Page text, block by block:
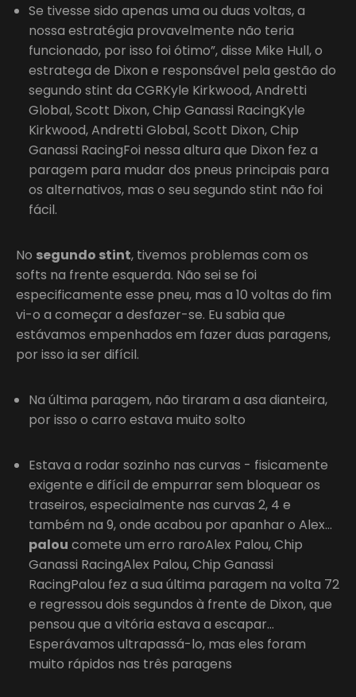
Se tivesse sido apenas uma ou duas voltas, a
nossa estratégia provavelmente não teria
funcionado, por isso foi ótimo”, disse Mike Hull, o
estratega de Dixon e responsável pela gestão do
segundo stint da CGRKyle Kirkwood, Andretti
Global, Scott Dixon, Chip Ganassi RacingKyle
Kirkwood, Andretti Global, Scott Dixon, Chip
Ganassi RacingFoi nessa altura que Dixon fez a
paragem para mudar dos pneus principais para
os alternativos, mas o seu segundo stint não foi
fácil.
No segundo stint, tivemos problemas com os
softs na frente esquerda. Não sei se foi
especificamente esse pneu, mas a 10 voltas do fim
vi-o a começar a desfazer-se. Eu sabia que
estávamos empenhados em fazer duas paragens,
por isso ia ser difícil.
Na última paragem, não tiraram a asa dianteira,
por isso o carro estava muito solto
Estava a rodar sozinho nas curvas - fisicamente
exigente e difícil de empurrar sem bloquear os
traseiros, especialmente nas curvas 2, 4 e
também na 9, onde acabou por apanhar o Alex…
palou comete um erro raroAlex Palou, Chip
Ganassi RacingAlex Palou, Chip Ganassi
RacingPalou fez a sua última paragem na volta 72
e regressou dois segundos à frente de Dixon, que
pensou que a vitória estava a escapar…
Esperávamos ultrapassá-lo, mas eles foram
muito rápidos nas três paragens